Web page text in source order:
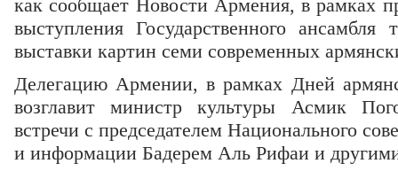
как сообщает Новости Армения, в рамках
выступления Государственного
выставки картин семи современных
Делегацию Армении, в рамках Дней
возглавит министр культуры Асмик
встречи с председателем Национального
и информации Бадерем Аль Рифаи и